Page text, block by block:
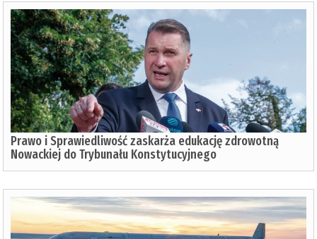
Prawo i Sprawiedliwość zaskarża edukację zdrowotną
Nowackiej do Trybunału Konstytucyjnego